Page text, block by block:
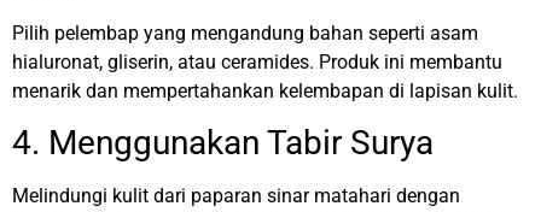
Pilih pelembap yang mengandung bahan seperti asam
hialuronat, gliserin, atau ceramides. Produk ini membantu
menarik dan mempertahankan kelembapan di lapisan kulit.
4. Menggunakan Tabir Surya
Melindungi kulit dari paparan sinar matahari dengan